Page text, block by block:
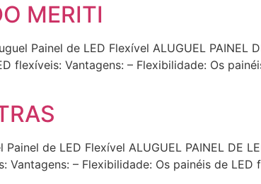
MERITI
Painel de LED Flexível ALUGUEL PAINEL
flexíveis: Vantagens: – Flexibilidade: Os
de LED Flexível ALUGUEL PAINEL DE
– Flexibilidade: Os painéis de LED